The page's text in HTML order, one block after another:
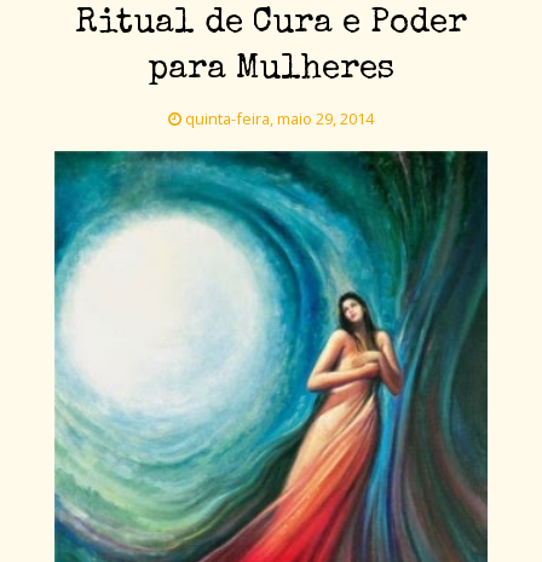
Ritual de Cura e Poder
para Mulheres
quinta-feira, maio 29, 2014